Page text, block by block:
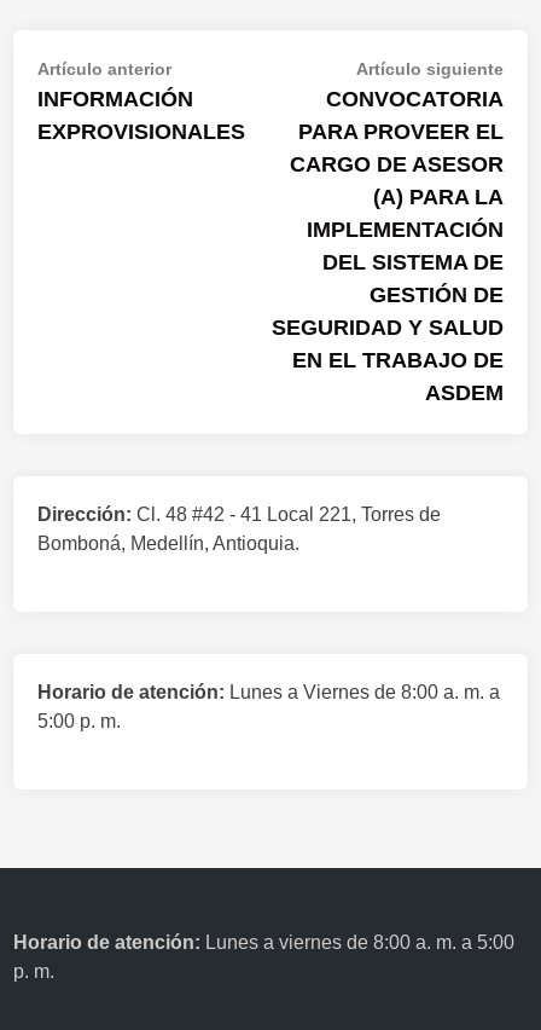
Artículo anterior
INFORMACIÓN
EXPROVISIONALES
Artículo siguiente
CONVOCATORIA
PARA PROVEER EL
CARGO DE ASESOR
(A) PARA LA
IMPLEMENTACIÓN
DEL SISTEMA DE
GESTIÓN DE
SEGURIDAD Y SALUD
EN EL TRABAJO DE
ASDEM
Dirección:Cl. 48 #42 - 41 Local 221, Torres de
Bomboná, Medellín, Antioquia.
Horario de atención: Lunes a Viernes de 8:00 a. m. a
5:00 p. m.
Horario de atención: Lunes a viernes de 8:00 a. m. a 5:00
p. m.